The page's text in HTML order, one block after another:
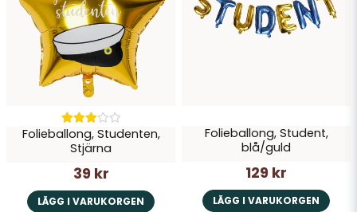
Folieballong, Studenten,
Stjärna
39 kr
LÄGG I VARUKORGEN
Folieballong, Student,
blå/guld
129 kr
LÄGG I VARUKORGEN